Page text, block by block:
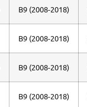
B9 (2008-2018)
B9 (2008-2018)
B9 (2008-2018)
B9 (2008-2018)